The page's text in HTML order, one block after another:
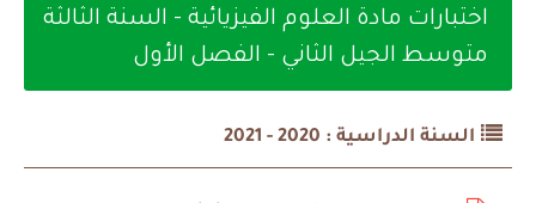
اختبارات مادة العلوم الفيزيائية - السنة الثالثة
متوسط الجيل الثاني - الفصل الأول
السنة الدراسية : 2020 - 2021